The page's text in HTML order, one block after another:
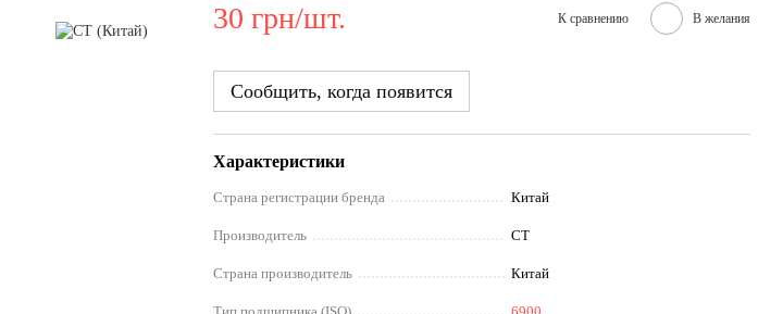
30 грн/шт. К сравнению В желания
Сообщить, когда появится
Характеристики
Страна регистрации бренда Китай
Производитель СT
Страна производитель Китай